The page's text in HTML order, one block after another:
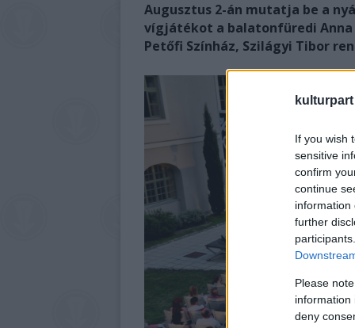
kulturpart
If you wish
sensitive
confirm
continue
information
further
Please
information
deny
Augusztus 2-án mutatja be a
vígjátékot a balatonfüredi Anna
Petőfi Színház, Szilágyi Tibor